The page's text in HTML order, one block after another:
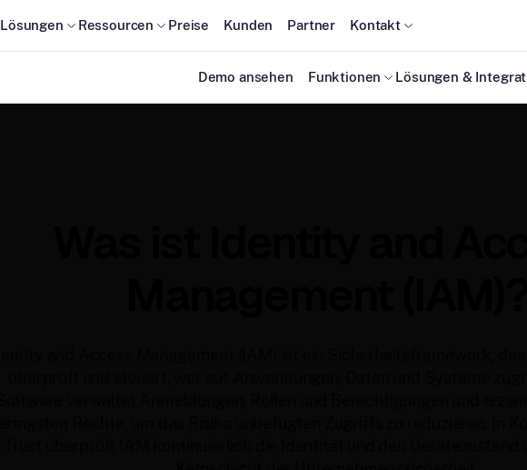
Lösungen Ressourcen Preise Kunden Partner Kontakt
Demo ansehen Funktionen Lösungen &